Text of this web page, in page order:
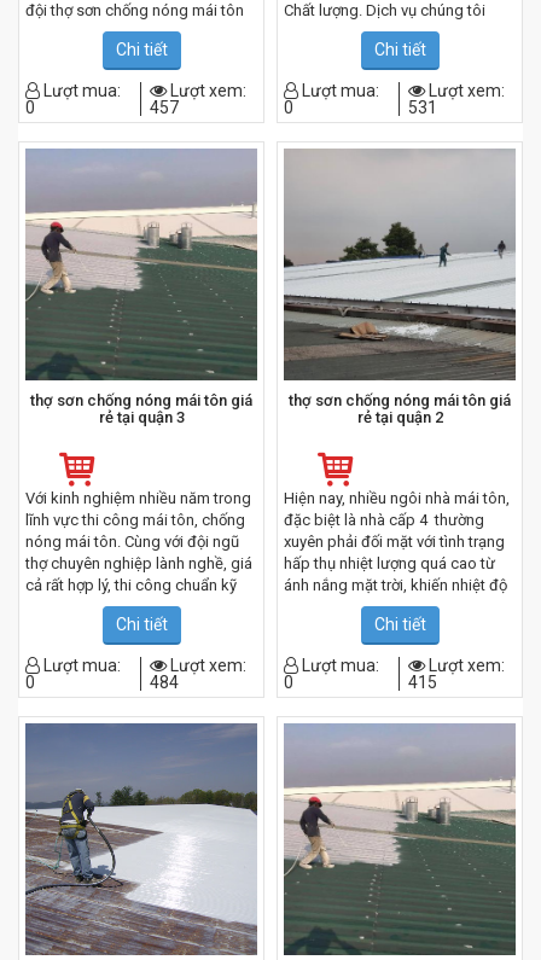
đội thợ sơn chống nóng mái tôn
tay nghề cao, thi công sơn chống
rỉ mái tôn rất tỉ mỉ. Luôn đáp ứng
được mọi yêu cầu của khách
hàng đưa ra, được khách hàng
hài lòng và tin tưởng
Chi tiết
Lượt mua:
0
Lượt xem:
457
Chất lượng. Dịch vụ chúng tôi
cung cấp dịch vụ làm mái tôn
chất lượng_uy tín. Nhận thi công
lắp đặt mái tôn theo – yêu cầu.
Lợp mái tôn đẹp. Đội Thợ làm mái
tôn rất giỏi, làm việc tỉ mỉ, phục vụ
khách hàng – chu đáo.
Chi tiết
Lượt mua:
0
Lượt xem:
531
thợ sơn chống nóng mái tôn giá
rẻ tại quận 3
Với kinh nghiệm nhiều năm trong
lĩnh vực thi công mái tôn, chống
nóng mái tôn. Cùng với đội ngũ
thợ chuyên nghiệp lành nghề, giá
cả rất hợp lý, thi công chuẩn kỹ
thuật, nhanh gọn. Chúng tôi cam
kết sẽ làm hài lòng quý khách
hàng khi sử dụng dịch vụ của
chúng tôi.
Chi tiết
Lượt mua:
0
Lượt xem:
484
thợ sơn chống nóng mái tôn giá
rẻ tại quận 2
Hiện nay, nhiều ngôi nhà mái tôn,
đặc biệt là nhà cấp 4 thường
xuyên phải đối mặt với tình trạng
hấp thụ nhiệt lượng quá cao từ
ánh nắng mặt trời, khiến nhiệt độ
bên trong không gian sống tăng
lên đáng kể. Điều này không chỉ
gây ra cảm giác oi bức, ngột ngạt
mà còn ảnh hưởng trực tiếp đến
sức khỏe và chất lượng cuộc
sống của các thành viên trong
Chi tiết
Lượt mua:
0
Lượt xem:
415